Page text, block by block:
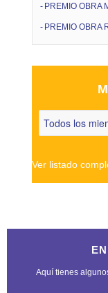
PREMIO OBRA
PREMIO OBRA
Ver listado
Aquí tienes